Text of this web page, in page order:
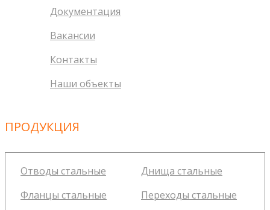
Документация
Вакансии
Контакты
Наши объекты
ПРОДУКЦИЯ
Отводы стальные
Днища стальные
Фланцы стальные
Переходы стальные